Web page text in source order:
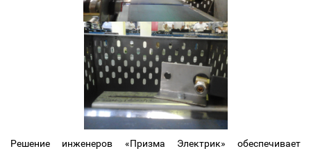
Решение инженеров «Призма Электрик» обеспечивает